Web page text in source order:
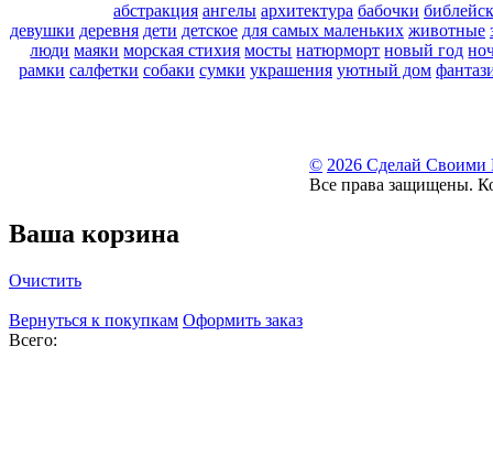
абстракция ангелы архитектура бабочки
девушки деревня дети детское для самых маленьких животные
люди маяки морская стихия мосты натюрморт новый год
рамки салфетки собаки сумки украшения уютный дом
© 2026 Сделай Своими
Все права защищены.
Ваша корзина
Очистить
Вернуться к покупкам Оформить заказ
Всего: